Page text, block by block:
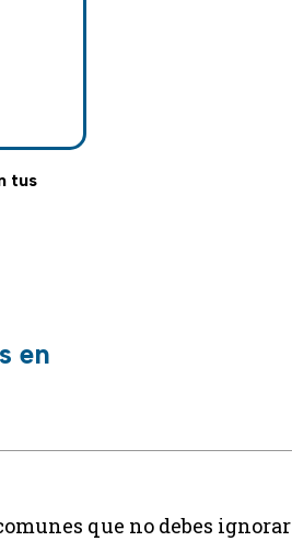
tus
en
que no debes ignorar